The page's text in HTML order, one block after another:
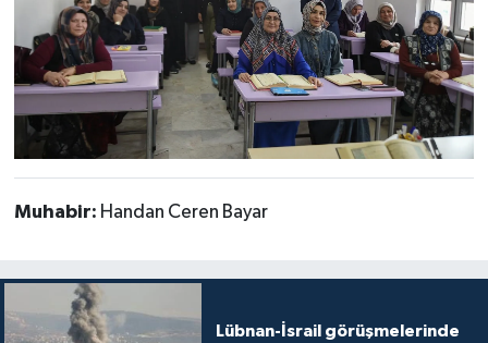
Muhabir: Handan Ceren Bayar
Lübnan-İsrail görüşmelerinde